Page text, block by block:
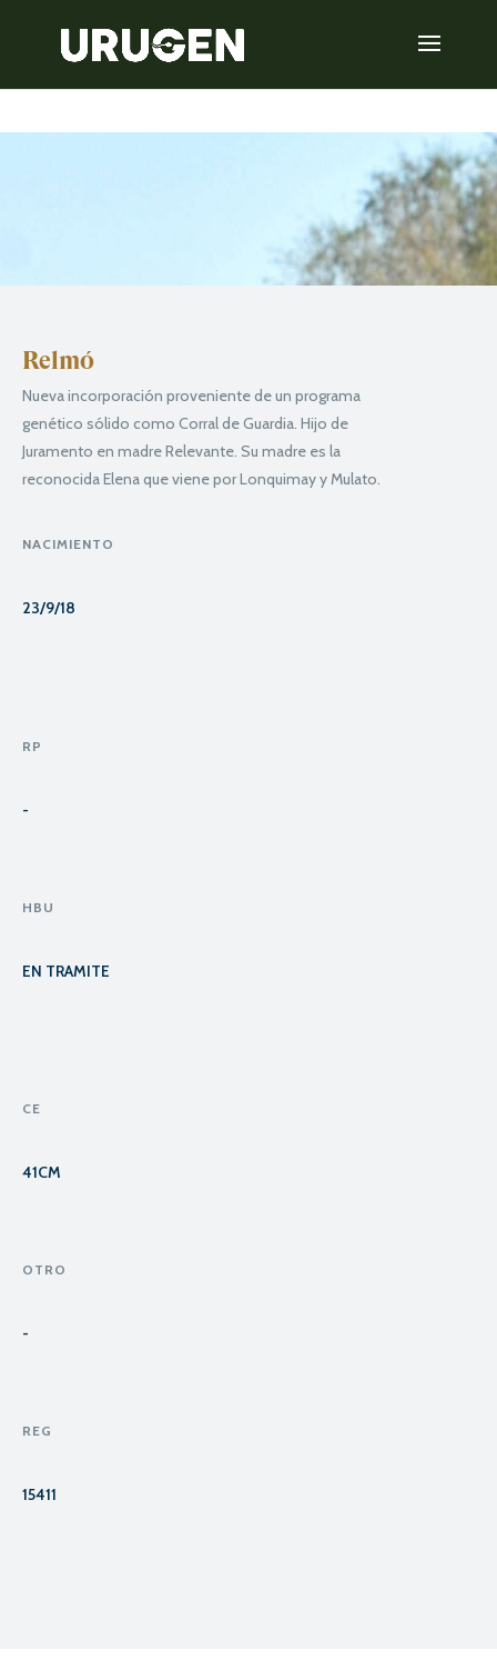
Relmó
Nueva incorporación proveniente de un programa
genético sólido como Corral de Guardia. Hijo de
Juramento en madre Relevante. Su madre es la
reconocida Elena que viene por Lonquimay y Mulato.
NACIMIENTO
23/9/18
RP
-
HBU
EN TRAMITE
CE
41CM
OTRO
-
REG
15411